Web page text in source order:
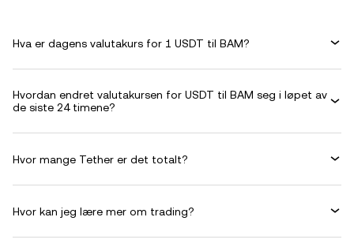
Hva er dagens valutakurs for 1 USDT til BAM?
Hvordan endret valutakursen for USDT til BAM seg i løpet av
de siste 24 timene?
Hvor mange Tether er det totalt?
Hvor kan jeg lære mer om trading?